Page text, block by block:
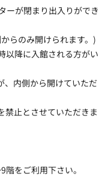
ーが閉まり出入りができ
らのみ開けられます。)
以降に入館される方がい
内側から開けていただ
禁止とさせていただきま
をご利用下さい。